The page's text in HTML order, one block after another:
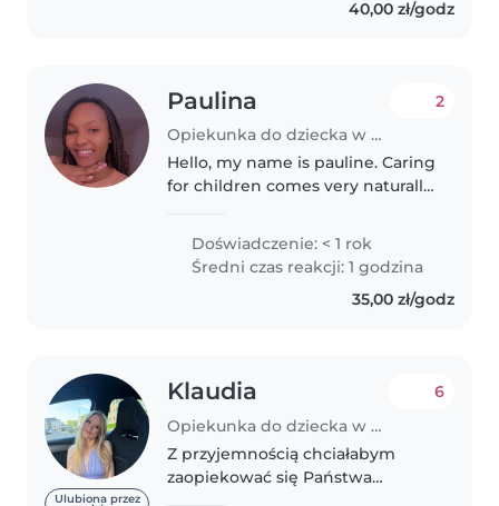
40,00 zł/godz
Paulina
Opiekunka do dziecka w Poznań
2
Hello, my name is pauline. Caring
for children comes very naturally
supporting children from
infancy through school age. I
enjoy being part of each stage..
Doświadczenie: < 1 rok
Średni czas reakcji: 1 godzina
35,00 zł/godz
Ulubiona przez
Klaudia
Opiekunka do dziecka w Poznań
6
Z przyjemnością chciałabym
zaopiekować się Państwa